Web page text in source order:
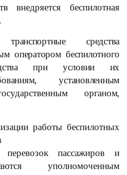
внедряется беспилотная
транспортные средства
оператором беспилотного
при условии их
установленным
органом,
работы беспилотных
перевозок пассажиров и
уполномоченным